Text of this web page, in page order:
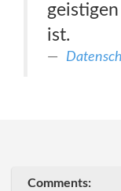
ist.
Comments: